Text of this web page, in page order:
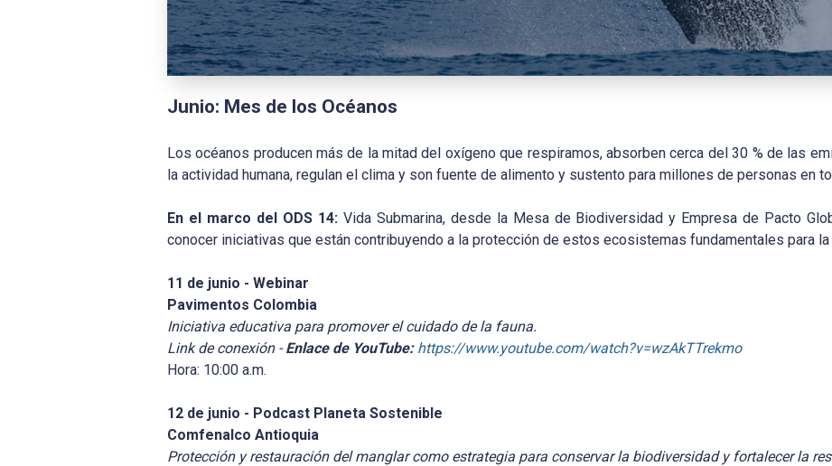
Junio: Mes de los Océanos
Los océanos producen más de la mitad del oxígeno que respiramos, absorben cerca del 30 % de las
la actividad humana, regulan el clima y son fuente de alimento y sustento para millones de personas en
En el marco del ODS 14:Vida Submarina, desde la Mesa de Biodiversidad y Empresa de Pacto
conocer iniciativas que están contribuyendo a la protección de estos ecosistemas fundamentales para la
11 de junio - Webinar
Pavimentos Colombia
Iniciativa educativa para promover el cuidado de la fauna.
Link de conexión -Enlace de YouTube: https://www.youtube.com/watch?v=wzAkTTrekmo
Hora: 10:00 a.m.
12 de junio - Podcast Planeta Sostenible
Comfenalco Antioquia
Protección y restauración del manglar como estrategia para conservar la biodiversidad y fortalecer la